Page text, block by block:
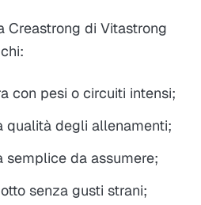
Creastrong di Vitastrong
con pesi o circuiti intensi;
qualità degli allenamenti;
semplice da assumere;
senza gusti strani;